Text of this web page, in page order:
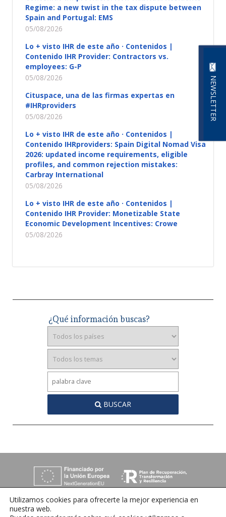
NEWSLETTER
Regime: a new twist in the tax dispute between
Spain and Portugal: EMS
05/08/2026
Lo + visto IHR de este año · Contenidos |
Contenido IHR Provider: Contractors vs.
employees: G-P
05/08/2026
Cituspace, una de las firmas expertas en
#IHRproviders
05/08/2026
Lo + visto IHR de este año · Contenidos |
Contenido IHRproviders: Spain Digital Nomad Visa
2026: updated income requirements, eligible
profiles, and common rejection mistakes:
Carbray International
05/08/2026
Lo + visto IHR de este año · Contenidos |
Contenido IHR Provider: Monetizable State
Economic Development Incentives: Crowe
05/08/2026
¿Qué información buscas?
BUSCAR
Utilizamos cookies para ofrecerte la mejor experiencia en
nuestra web.